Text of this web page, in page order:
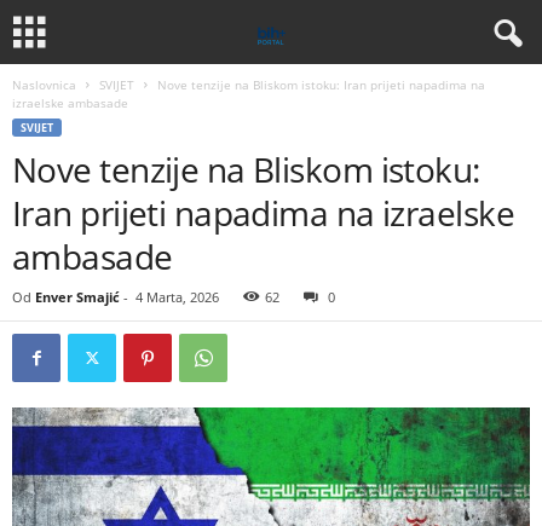
Naslovnica SVIJET
Nove tenzije na Bliskom istoku: Iran prijeti napadima na
izraelske ambasade
SVIJET
Nove tenzije na Bliskom istoku:
Iran prijeti napadima na izraelske
ambasade
Od Enver Smajić - 4 Marta, 2026 62 0